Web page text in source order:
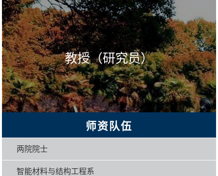
教授（研究员）
师资队伍
两院院士
智能材料与结构工程系